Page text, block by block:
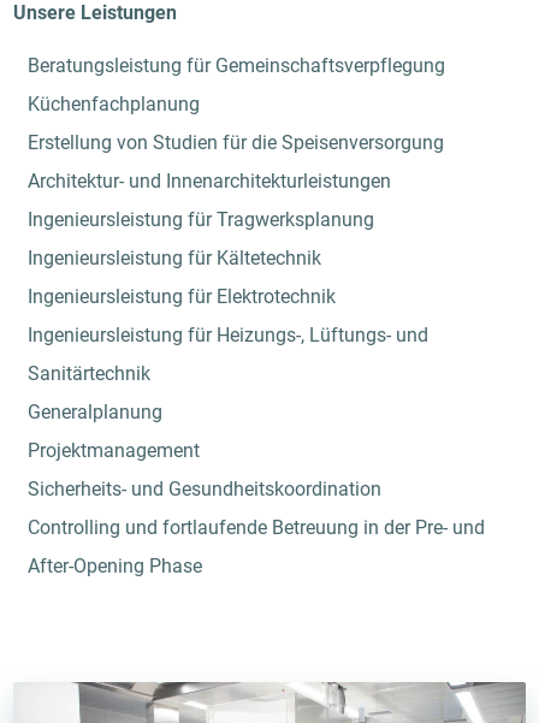
Unsere Leistungen
Beratungsleistung für Gemeinschaftsverpflegung
Küchenfachplanung
Erstellung von Studien für die Speisenversorgung
Architektur- und Innenarchitekturleistungen
Ingenieursleistung für Tragwerksplanung
Ingenieursleistung für Kältetechnik
Ingenieursleistung für Elektrotechnik
Ingenieursleistung für Heizungs-, Lüftungs- und
Sanitärtechnik
Generalplanung
Projektmanagement
Sicherheits- und Gesundheitskoordination
Controlling und fortlaufende Betreuung in der Pre- und
After-Opening Phase